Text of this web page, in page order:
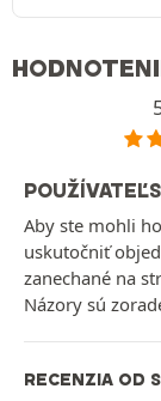
Aby ste mohli
uskutočniť
zanechané na
Názory sú
RECENZIA OD